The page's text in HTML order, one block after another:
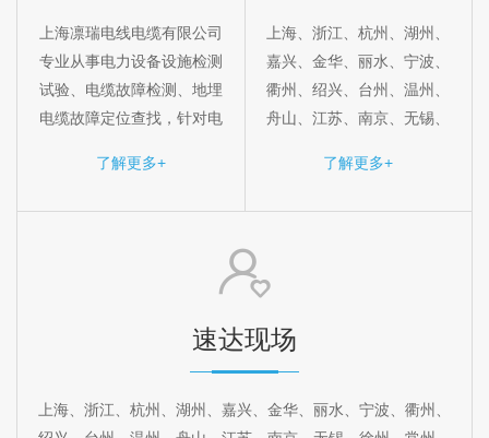
上海凛瑞电线电缆有限公司
专业从事电力设备设施检测
试验、电缆故障检测、地埋
电缆故障定位查找，针对电
障进行检测准确定点； 24小
了解更多+
上海、浙江、杭州、湖州、
嘉兴、金华、丽水、宁波、
衢州、绍兴、台州、温州、
舟山、江苏、南京、无锡、
连云港、淮安、盐城、扬
了解更多+
速达现场
上海、浙江、杭州、湖州、嘉兴、金华、丽水、宁波、衢州、